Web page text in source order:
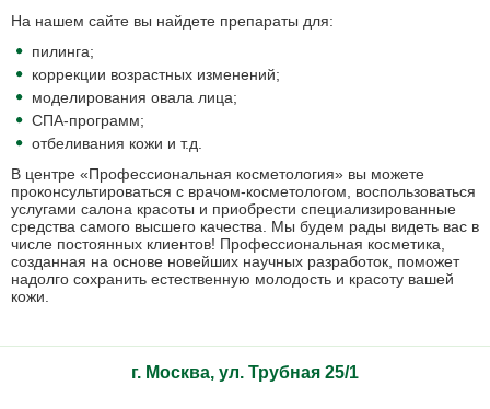
На нашем сайте вы найдете препараты для:
пилинга;
коррекции возрастных изменений;
моделирования овала лица;
СПА-программ;
отбеливания кожи и т.д.
В центре «Профессиональная косметология» вы можете
проконсультироваться с врачом-косметологом, воспользоваться
услугами салона красоты и приобрести специализированные
средства самого высшего качества. Мы будем рады видеть вас в
числе постоянных клиентов! Профессиональная косметика,
созданная на основе новейших научных разработок, поможет
надолго сохранить естественную молодость и красоту вашей
кожи.
г. Москва, ул. Трубная 25/1